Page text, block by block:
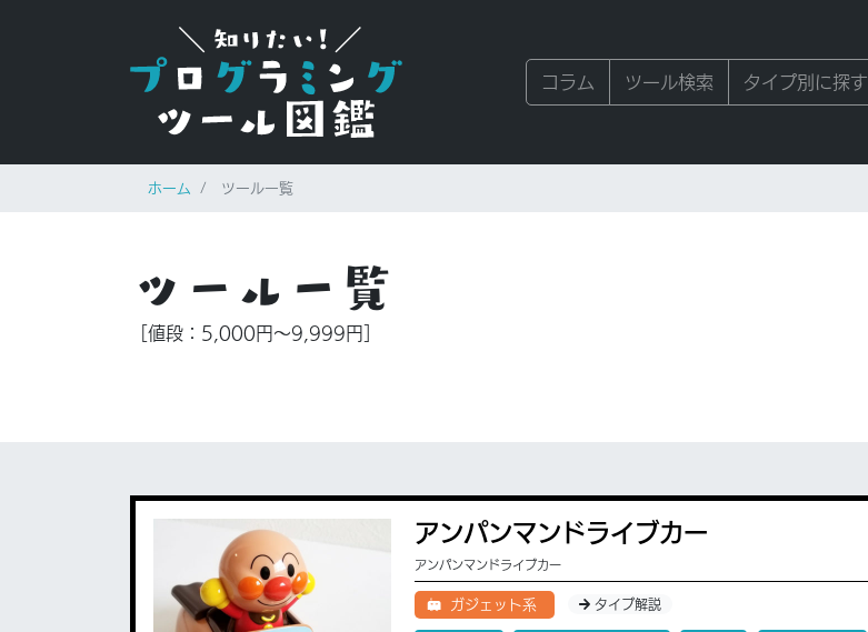
コラム ツール検索 タイプ別に探す
ホーム ツール一覧
ツール一覧
［値段：5,000円〜9,999円］
アンパンマンドライブカー
アンパンマンドライブカー
ガジェット系 タイプ解説